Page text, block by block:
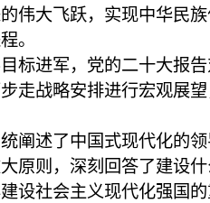
伟大飞跃，实现中华民
。
进军，党的二十大报告
走战略安排进行宏观展
述了中国式现代化的领
原则，深刻回答了建设
设社会主义现代化强国